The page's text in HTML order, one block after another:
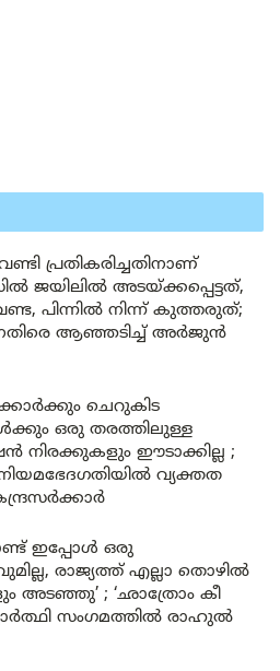
പ്രതികരിച്ചതിനാണ്
ജയിലിൽ അടയ്ക്കപ്പെട്ടത്,
പിന്നിൽ നിന്ന് കുത്തരുത്;
ആഞ്ഞടിച്ച് അർജുൻ
ചെറുകിട
ഒരു തരത്തിലുള്ള
നിരക്കുകളും ഈടാക്കില്ല ;
വ്യക്തത
ഇപ്പോൾ ഒരു
രാജ്യത്ത് എല്ലാ തൊഴിൽ
അടഞ്ഞു’ ; ‘ഛാത്രോം കീ
സംഗമത്തിൽ രാഹുൽ